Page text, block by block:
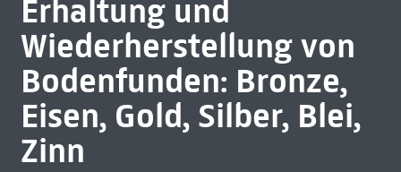
Erhaltung und
Wiederherstellung von
Bodenfunden: Bronze,
Eisen, Gold, Silber, Blei,
Zinn